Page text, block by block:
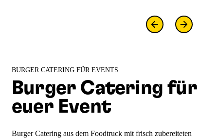
BURGER CATERING FÜR EVENTS
Burger Catering für
euer Event
Burger Catering aus dem Foodtruck mit frisch zubereiteten